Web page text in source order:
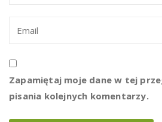
Zapamiętaj moje dane w tej
pisania kolejnych komentarzy.